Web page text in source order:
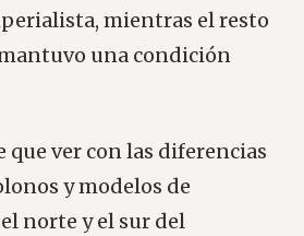
mientras el resto
una condición
que ver con las diferencias
y modelos de
norte y el sur del